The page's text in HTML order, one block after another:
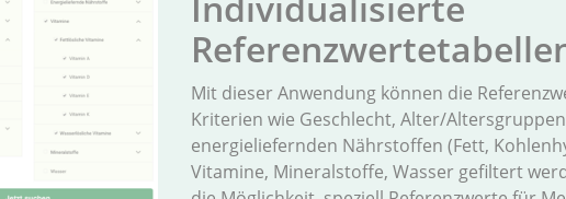
Mit dieser Anwendung können die
Kriterien wie Geschlecht, Alter/
energieliefernden Nährstoffen (Fett,
Vitamine, Mineralstoffe, Wasser gefiltert